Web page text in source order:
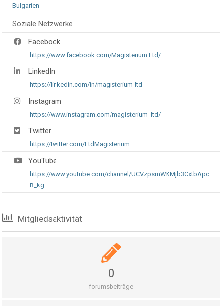
Bulgarien
Soziale Netzwerke
Facebook
https://www.facebook.com/Magisterium.Ltd/
LinkedIn
https://linkedin.com/in/magisterium-ltd
Instagram
https://www.instagram.com/magisterium_ltd/
Twitter
https://twitter.com/LtdMagisterium
YouTube
https://www.youtube.com/channel/UCVzpsmWKMjb3CxtbApc
R_kg
Mitgliedsaktivität
0
forumsbeiträge